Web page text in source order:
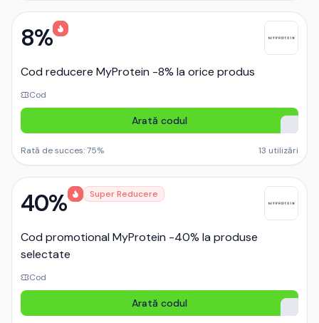
8%
Cod reducere MyProtein -8% la orice produs
Cod
Arată codul
Rată de succes:75% 13 utilizări
40% Super Reducere
Cod promotional MyProtein -40% la produse
selectate
Cod
Arată codul